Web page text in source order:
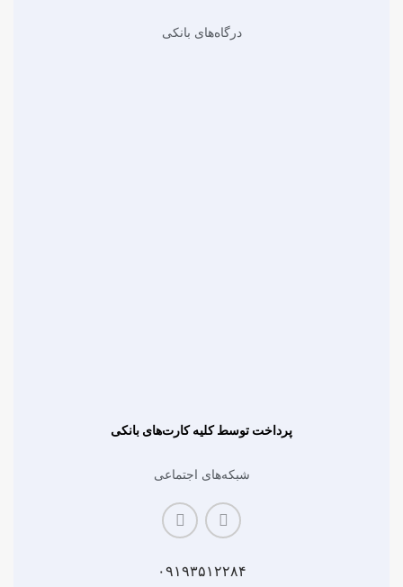
درگاه‌های بانکی
پرداخت توسط کلیه کارت‌های بانکی
شبکه‌های اجتماعی
۰۹۱۹۳۵۱۲۲۸۴